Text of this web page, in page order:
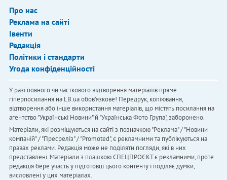
Про нас
Реклама на сайті
Івенти
Редакція
Політики і стандарти
Угода конфіденційності
У разі повного чи часткового відтворення матеріалів пряме
гіперпосилання на LB.ua обов'язкове! Передрук, копіювання,
відтворення або інше використання матеріалів, що містять посилання на
агентство "Українськi Новини" й "Українська Фото Група", заборонено.
Матеріали, які розміщуються на сайті з позначкою "Реклама" / "Новини
компаній" / "Пресреліз" / "Promoted", є рекламними та публікуються на
правах реклами. Редакція може не поділяти погляди, які в них
представлені. Матеріали з плашкою СПЕЦПРОЄКТ є рекламними, проте
редакція бере участь у підготовці цього контенту і поділяє думки,
висловлені у цих матеріалах.